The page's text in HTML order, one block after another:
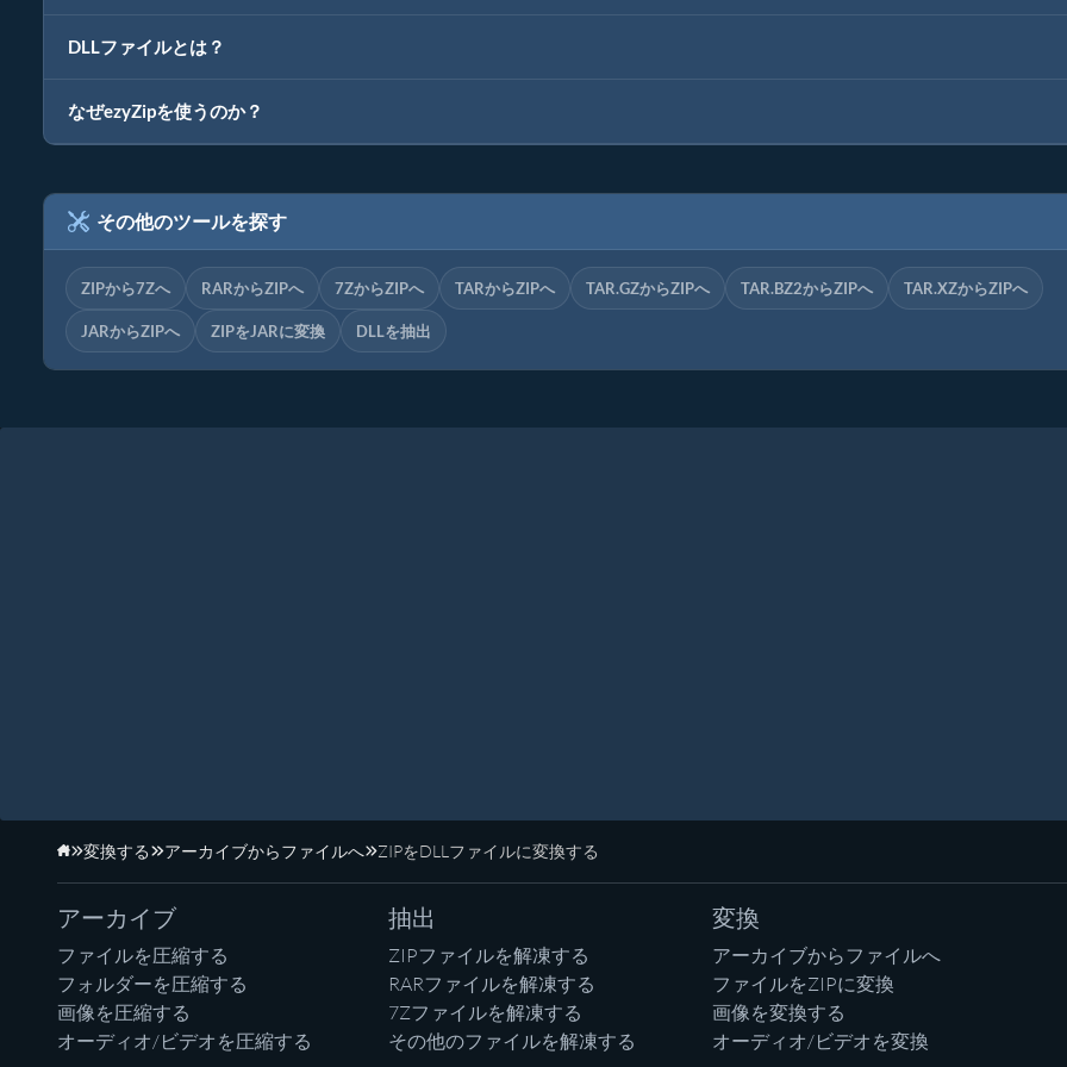
DLLファイルとは？
なぜezyZipを使うのか？
その他のツールを探す
ZIPから7Zへ RARからZIPへ 7ZからZIPへ TARからZIPへ TAR.GZからZIPへ TAR.BZ2からZIPへ TAR.XZからZIPへ
JARからZIPへ ZIPをJARに変換 DLLを抽出
ホーム
変換する アーカイブからファイルへ ZIPをDLLファイルに変換する
アーカイブ
ファイルを圧縮する
フォルダーを圧縮する
画像を圧縮する
オーディオ/ビデオを圧縮する
抽出
ZIPファイルを解凍する
RARファイルを解凍する
7Zファイルを解凍する
その他のファイルを解凍する
変換
アーカイブからファイルへ
ファイルをZIPに変換
画像を変換する
オーディオ/ビデオを変換